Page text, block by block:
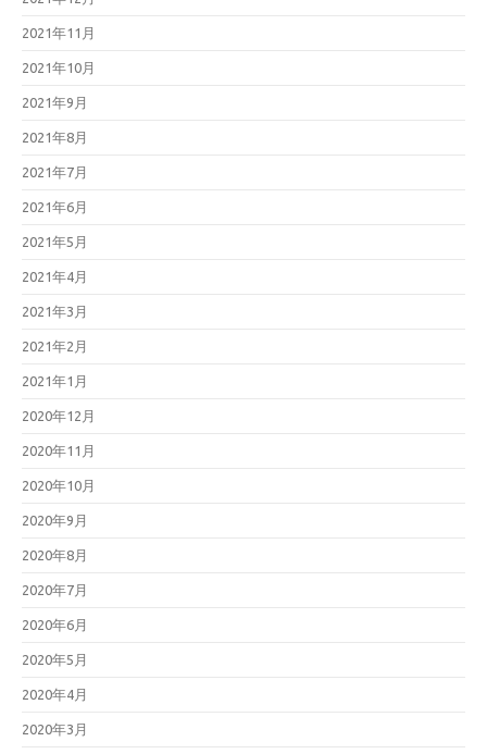
2021年11月
2021年10月
2021年9月
2021年8月
2021年7月
2021年6月
2021年5月
2021年4月
2021年3月
2021年2月
2021年1月
2020年12月
2020年11月
2020年10月
2020年9月
2020年8月
2020年7月
2020年6月
2020年5月
2020年4月
2020年3月